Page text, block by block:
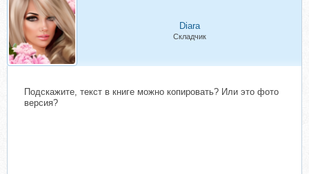
Diara
Складчик
Подскажите, текст в книге можно копировать? Или это фото
версия?